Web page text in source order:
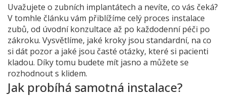
Uvažujete o zubních implantátech a nevíte, co vás čeká?
V tomhle článku vám přiblížíme celý proces instalace
zubů, od úvodní konzultace až po každodenní péči po
zákroku. Vysvětlíme, jaké kroky jsou standardní, na co
si dát pozor a jaké jsou časté otázky, které si pacienti
kladou. Díky tomu budete mít jasno a můžete se
rozhodnout s klidem.
Jak probíhá samotná instalace?